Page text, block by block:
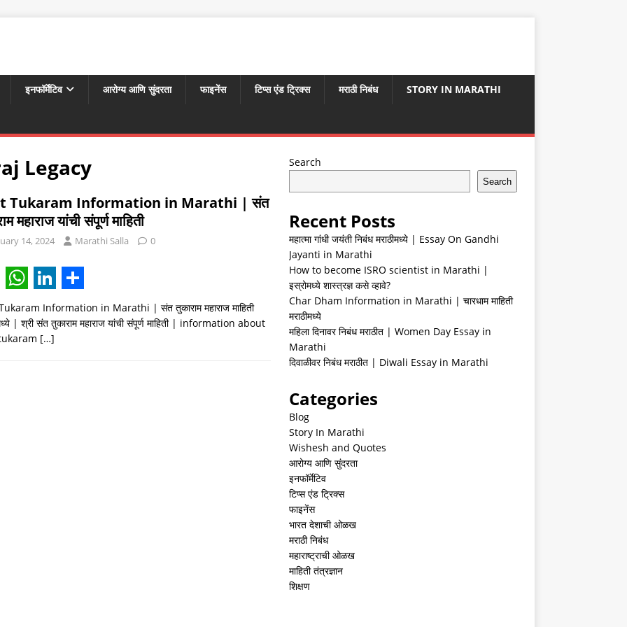
इनफॉर्मेटिव आरोग्य आणि सुंदरता फाइनेंस टिप्स एंड ट्रिक्स मराठी निबंध STORY IN MARATHI
Legacy
Tukaram Information in Marathi | संत
महाराज यांची संपूर्ण माहिती
14, 2024 Marathi Salla 0
W
h
a
L
i
n
S
h
Information in Marathi | संत तुकाराम महाराज माहिती
| श्री संत तुकाराम महाराज यांची संपूर्ण माहिती | information about
[…]
Search
Search
Recent Posts
महात्मा गांधी जयंती निबंध मराठीमध्ये | Essay On Gandhi
Jayanti in Marathi
How to become ISRO scientist in Marathi |
इस्रोमध्ये शास्त्रज्ञ कसे व्हावे?
Char Dham Information in Marathi | चारधाम माहिती
मराठीमध्ये
महिला दिनावर निबंध मराठीत | Women Day Essay in
Marathi
दिवाळीवर निबंध मराठीत | Diwali Essay in Marathi
Categories
Blog
Story In Marathi
Wishesh and Quotes
आरोग्य आणि सुंदरता
इनफॉर्मेटिव
टिप्स एंड ट्रिक्स
फाइनेंस
भारत देशाची ओळख
मराठी निबंध
महाराष्ट्राची ओळख
माहिती तंत्रज्ञान
शिक्षण